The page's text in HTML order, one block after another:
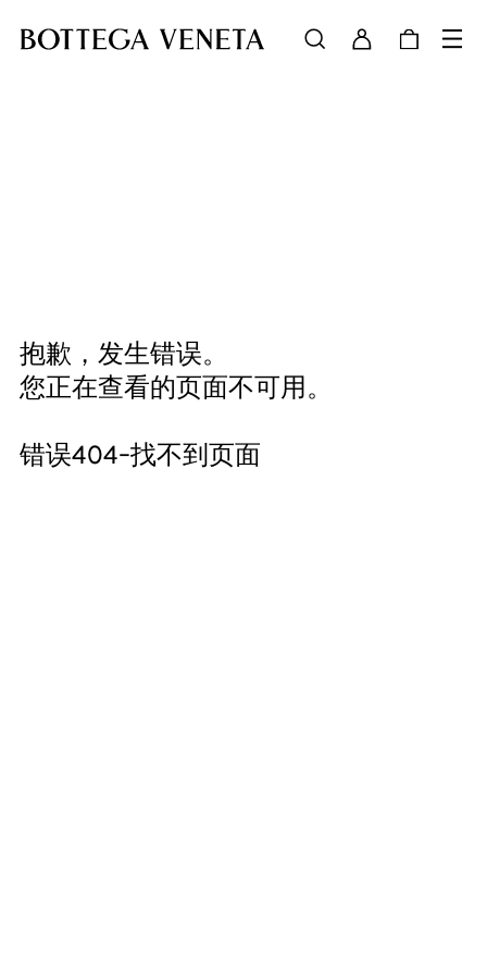
抱歉，发生错误。
您正在查看的页面不可用。
错误404-找不到页面